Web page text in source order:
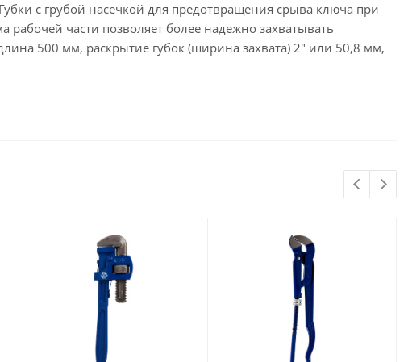
с грубой насечкой для предотвращения срыва ключа при
рабочей части позволяет более надежно захватывать
500 мм, раскрытие губок (ширина захвата) 2" или 50,8 мм,